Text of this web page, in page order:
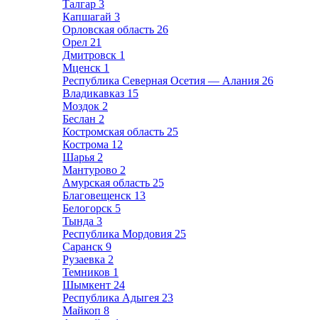
Талгар 3
Капшагай 3
Орловская область 26
Орел 21
Дмитровск 1
Мценск 1
Республика Северная Осетия — Алания 26
Владикавказ 15
Моздок 2
Беслан 2
Костромская область 25
Кострома 12
Шарья 2
Мантурово 2
Амурская область 25
Благовещенск 13
Белогорск 5
Тында 3
Республика Мордовия 25
Саранск 9
Рузаевка 2
Темников 1
Шымкент 24
Республика Адыгея 23
Майкоп 8